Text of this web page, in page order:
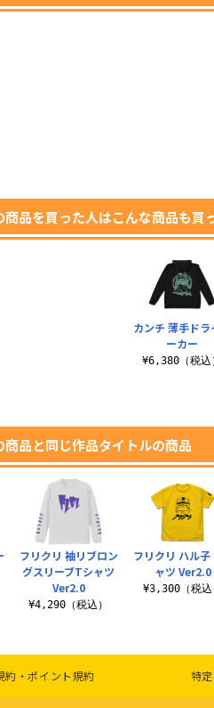
商品を買った人はこんな商品も買
カンチ 薄手ドラ
ーカー
¥6,380（税込
商品と同じ作品タイトルの商品
フリクリ 袖リブロン
グスリーブTシャツ
Ver2.0
¥4,290（税込）
フリクリ ハル子
ャツ Ver2.0
¥3,300（税込
約・ポイント規約 特